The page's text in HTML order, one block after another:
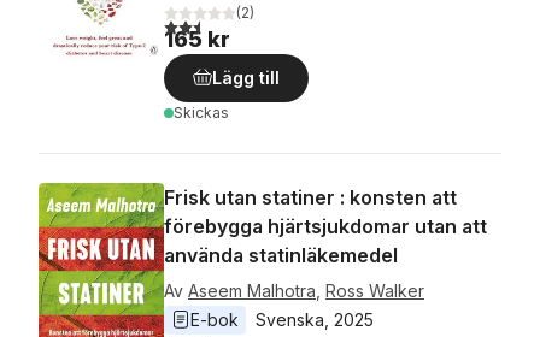
2,5utav 5 stjärnor. Totalt antal röster:
(2)
165 kr
Lägg till
Skickas
Frisk utan statiner : konsten att
förebygga hjärtsjukdomar utan att
använda statinläkemedel
Av Aseem Malhotra Ross Walker
E-bok
Svenska 2025